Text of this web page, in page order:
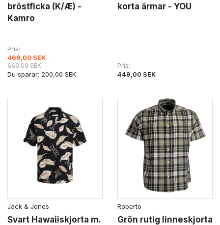
bröstficka (K/Æ) -
Kamro
Pris
469,00 SEK
669,00 SEK
Du sparar: 200,00 SEK
korta ärmar - YOU
Pris
449,00 SEK
Jack & Jones
Svart Hawaiiskjorta m.
Roberto
Grön rutig linneskjorta